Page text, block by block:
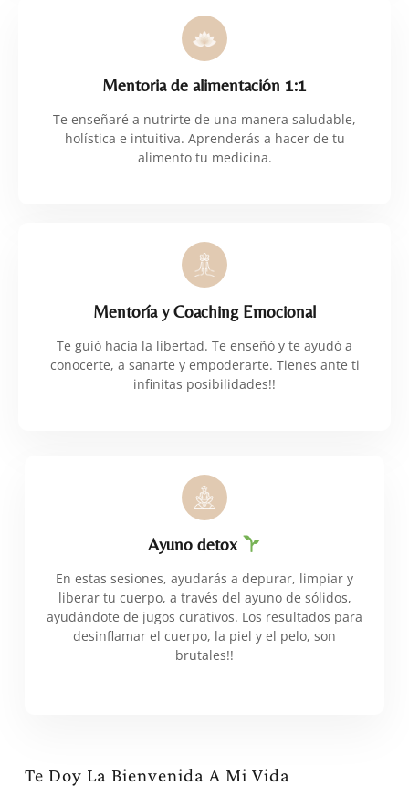
Mentoria de alimentación 1:1
Te enseñaré a nutrirte de una manera saludable,
holística e intuitiva. Aprenderás a hacer de tu
alimento tu medicina.
Mentoría y Coaching Emocional
Te guió hacia la libertad. Te enseñó y te ayudó a
conocerte, a sanarte y empoderarte. Tienes ante ti
infinitas posibilidades!!
Ayuno detox
En estas sesiones, ayudarás a depurar, limpiar y
liberar tu cuerpo, a través del ayuno de sólidos,
ayudándote de jugos curativos. Los resultados para
desinflamar el cuerpo, la piel y el pelo, son
brutales!!
Te Doy La Bienvenida A Mi Vida